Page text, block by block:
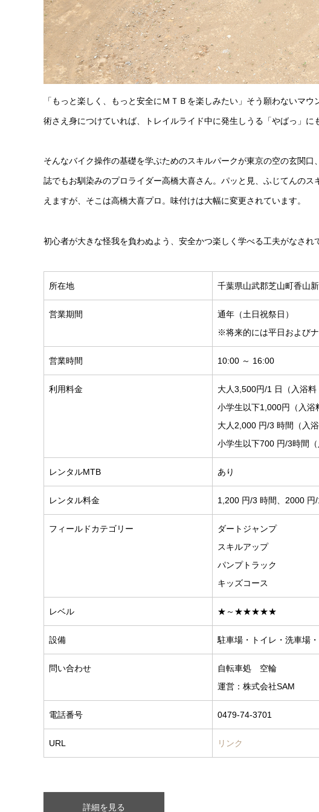
「もっと楽しく、もっと安全にＭＴＢを楽しみたい」そう願わないマ
術さえ身につけていれば、トレイルライド中に発生しうる「やばっ」に
そんなバイク操作の基礎を学ぶためのスキルパークが東京の空の玄関
誌でもお馴染みのプロライダー高橋大喜さん。パッと見、ふじてんの
えますが、そこは高橋大喜プロ。味付けは大幅に変更されています。
初心者が大きな怪我を負わぬよう、安全かつ楽しく学べる工夫がなされ
所在地 千葉県山武郡芝山町香山
営業期間
通年（土日祝祭日）
※将来的には平日および
営業時間 10:00 ～ 16:00
利用料金
大人3,500円/1 日（入浴料
小学生以下1,000円（入浴
大人2,000 円/3 時間（入浴
小学生以下700 円/3時間（
レンタルMTB あり
レンタル料金 1,200 円/3 時間、2000 円/
フィールドカテゴリー
ダートジャンプ
スキルアップ
パンプトラック
キッズコース
レベル ★～★★★★★
設備 駐車場・トイレ・洗車場
問い合わせ
自転車処 空輪
運営：株式会社SAM
電話番号 0479-74-3701
URL リンク
詳細を見る